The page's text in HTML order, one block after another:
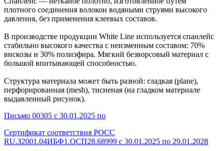
плотного соединения волокон водяными струями высокого
давления, без применения клеевых составов.
В производстве продукции White Line используется спанлейс
стабильно высокого качества с неизменным составом: 70%
вискозы и 30% полиэфира. Мягкий безворсовый материал с
большой впитывающей способностью.
Структура материала может быть разной: гладкая (plane),
перфорированная (mesh), тисненая (на гладком материале
выдавленный рисунок).
Письмо 00305 с 30.01.2025 по
Сертификат соответствия РОСС
RU.З2001.04ИБФ1.ОСП28.68999 с 30.01.2025 по 29.01.2028